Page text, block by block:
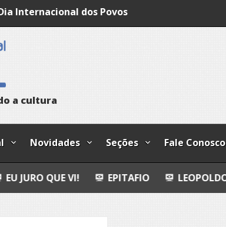
e o mendigo
Internacional dos Povos
o a cultura
Novidades Seções Fale Conosco
EPITAFIO LEOPOLDO E O MENDIGO